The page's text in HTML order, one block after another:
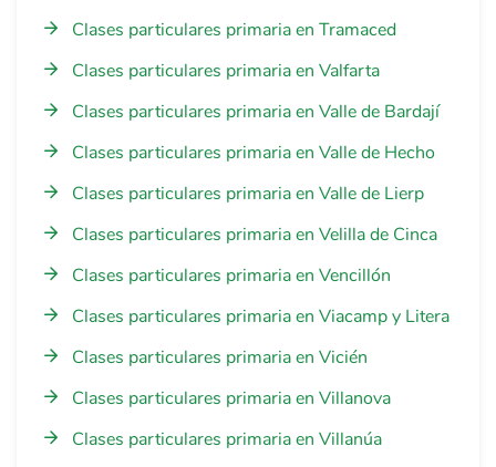
Clases particulares primaria en Tramaced
Clases particulares primaria en Valfarta
Clases particulares primaria en Valle de Bardají
Clases particulares primaria en Valle de Hecho
Clases particulares primaria en Valle de Lierp
Clases particulares primaria en Velilla de Cinca
Clases particulares primaria en Vencillón
Clases particulares primaria en Viacamp y Litera
Clases particulares primaria en Vicién
Clases particulares primaria en Villanova
Clases particulares primaria en Villanúa